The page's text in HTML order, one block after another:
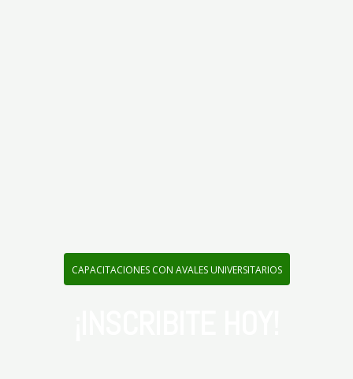
CAPACITACIONES CON AVALES UNIVERSITARIOS